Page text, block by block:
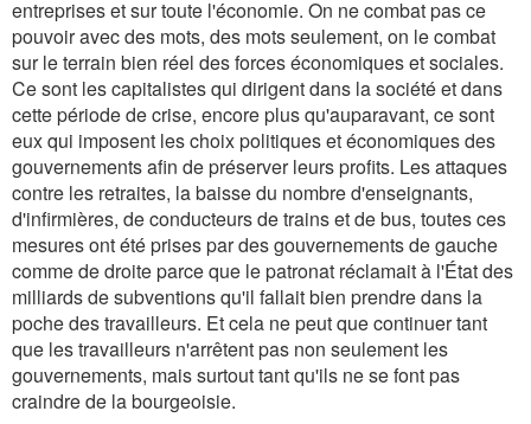
entreprises et sur toute l'économie. On ne combat pas ce
pouvoir avec des mots, des mots seulement, on le combat
sur le terrain bien réel des forces économiques et sociales.
Ce sont les capitalistes qui dirigent dans la société et dans
cette période de crise, encore plus qu'auparavant, ce sont
eux qui imposent les choix politiques et économiques des
gouvernements afin de préserver leurs profits. Les attaques
contre les retraites, la baisse du nombre d'enseignants,
d'infirmières, de conducteurs de trains et de bus, toutes ces
mesures ont été prises par des gouvernements de gauche
comme de droite parce que le patronat réclamait à l'État des
milliards de subventions qu'il fallait bien prendre dans la
poche des travailleurs. Et cela ne peut que continuer tant
que les travailleurs n'arrêtent pas non seulement les
gouvernements, mais surtout tant qu'ils ne se font pas
craindre de la bourgeoisie.